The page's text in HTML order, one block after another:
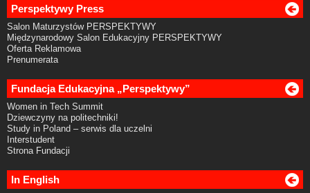
Perspektywy Press
Salon Maturzystów PERSPEKTYWY
Międzynarodowy Salon Edukacyjny PERSPEKTYWY
Oferta Reklamowa
Prenumerata
Fundacja Edukacyjna „Perspektywy”
Women in Tech Summit
Dziewczyny na politechniki!
Study in Poland – serwis dla uczelni
Interstudent
Strona Fundacji
In English